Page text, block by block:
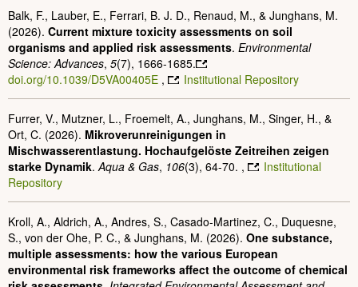
Balk, F., Lauber, E., Ferrari, B. J. D., Renaud, M., & Junghans, M.
(2026). Current mixture toxicity assessments on soil
organisms and applied risk assessments. Environmental
Science: Advances, 5(7), 1666-1685.
doi.org/10.1039/D5VA00405E , Institutional Repository
Furrer, V., Mutzner, L., Froemelt, A., Junghans, M., Singer, H., &
Ort, C. (2026). Mikroverunreinigungen in
Mischwasserentlastung. Hochaufgelöste Zeitreihen zeigen
starke Dynamik.Aqua & Gas, 106(3), 64-70. ,
Institutional
Repository
Kroll, A., Aldrich, A., Andres, S., Casado-Martinez, C., Duquesne,
S., von der Ohe, P. C., & Junghans, M. (2026). One substance,
multiple assessments: how the various European
environmental risk frameworks affect the outcome of chemical